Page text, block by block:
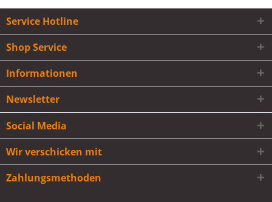
Service Hotline
Shop Service
Informationen
Newsletter
Social Media
Wir verschicken mit
Zahlungsmethoden